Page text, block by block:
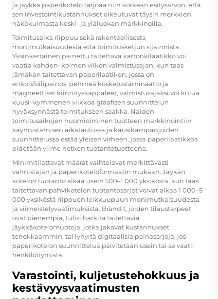
ja jäykkä paperikotelo tarjoaa niin korkean esitysarvon, että
sen investointikustannukset oikeutuvat täysin merkkien
näkökulmasta keski- ja yläluokan markkinoilla.
Toimitusaika riippuu sekä rakenteellisesta
monimutkaisuudesta että toimitusketjun sijainnista.
Yksinkertainen painettu taitettava kartonkilaatikko voi
vaatia kahden–kolmen viikon valmistusajan, kun taas
jämäkän taitettavan paperilaatikon, jossa on
erikoisfoilipainos, pehmeä kosketuslaminaatio ja
magneettiset kiinnityskappaleet, valmistusajaksi voi kulua
kuusi–kymmenen viikkoa graafisen suunnittelun
hyväksynnästä toimitukseen saakka. Näiden
toimitusaikojen huomioiminen tuotteen markkinointiin
käynnistämisen aikataulussa ja kausikampanjoiden
suunnittelussa estää yleisen virheen, jossa paperilaatikkoa
pidetään viime hetken tuotantotuotteena.
Minimitilattavat määrät vaihtelevat merkittävästi
valmistajan ja paperikoteloformaatin mukaan. Jäykän
kotelon tuotanto alkaa usein 500–1 000 yksiköstä, kun taas
taitettavan pahvikotelon tuotantosarjat voivat alkaa 1 000–5
000 yksiköstä riippuen leikkuupuun monimutkaisuudesta
ja viimeistelyvaatimuksista. Brändit, joiden tilaustarpeet
ovat pienempiä, tulisi harkita taitettavia
jäykkäkotelomuotoja, jotka jakavat kustannukset
tehokkaammin, tai lyhyitä digitaalisia painosarjoja, jos
paperikotelon suunnittelua päivitetään usein tai se vaatii
henkilöitymistä.
Varastointi, kuljetustehokkuus ja
kestävyysvaatimusten